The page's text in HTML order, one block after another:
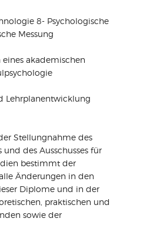
8- Psychologische
Messung
akademischen
Lehrplanentwicklung
Stellungnahme des
und des Ausschusses für
bestimmt der
Änderungen in den
Diplome und in der
praktischen und
sowie der